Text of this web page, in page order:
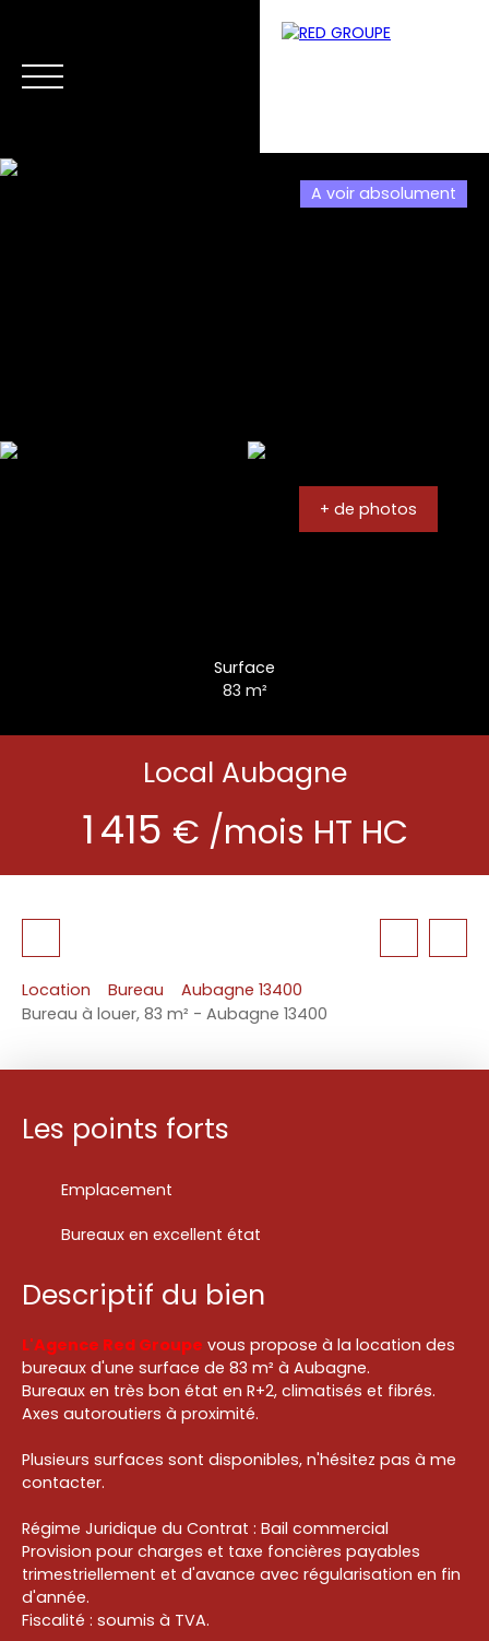
A voir absolument
+ de photos
Surface
83 m²
Local Aubagne
1 415 € /mois HT HC
Location Bureau
Aubagne 13400
Bureau à louer, 83 m² - Aubagne 13400
Les points forts
Emplacement
Bureaux en excellent état
Descriptif du bien
L'Agence Red Groupe vous propose à la location des
bureaux d'une surface de 83 m² à Aubagne.
Bureaux en très bon état en R+2, climatisés et fibrés.
Axes autoroutiers à proximité.
Plusieurs surfaces sont disponibles, n'hésitez pas à me
contacter.
Régime Juridique du Contrat : Bail commercial
Provision pour charges et taxe foncières payables
trimestriellement et d'avance avec régularisation en fin
d'année.
Fiscalité : soumis à TVA.